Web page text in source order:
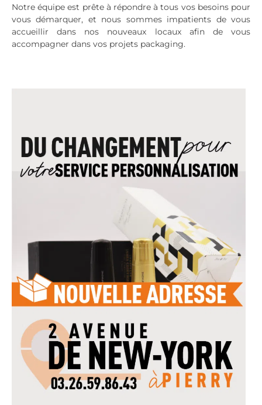
Notre équipe est prête à répondre à tous vos besoins pour
vous démarquer, et nous sommes impatients de vous
accueillir dans nos nouveaux locaux afin de vous
accompagner dans vos projets packaging.